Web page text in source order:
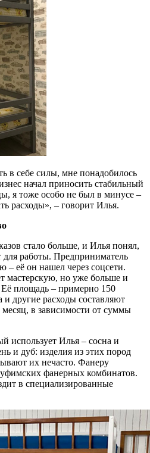
в себе силы, мне понадобилось
начал приносить стабильный
я тоже особо не был в минусе –
расходы», – говорит Илья.
стало больше, и Илья понял,
для работы. Предприниматель
– её он нашел через соцсети.
мастерскую, но уже больше и
площадь – примерно 150
другие расходы составляют
в зависимости от суммы
использует Илья – сосна и
и дуб: изделия из этих пород
их нечасто. Фанеру
фанерных комбинатов.
в специализированные